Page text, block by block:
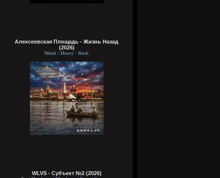
Алексеевская Площадь - Жизнь Назад
(2026)
Metal / Heavy / Rock
WLVS - Субъект №2 (2026)